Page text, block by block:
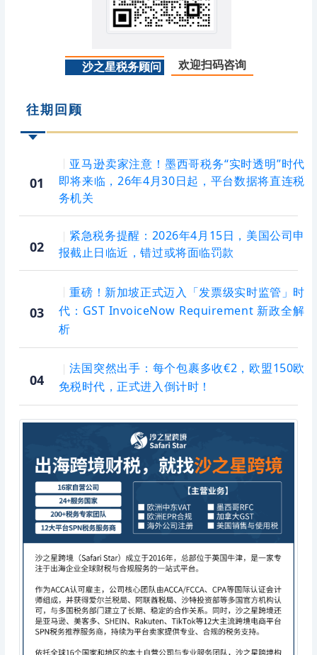
沙之星税务顾问 欢迎扫码咨询
往期回顾
01
｜ 亚马逊卖家注意！墨西哥税务“实时透明”时代
即将来临，26年4月30日起，平台数据将直连税
务机关
02
｜ 紧急税务提醒：2026年4月15日，美国公司申
报截止日临近，错过或将面临罚款
03
｜重磅！新加坡正式迈入「发票级实时监管」时
代：GST InvoiceNow Requirement 新政全解
析
04
｜法国突然出手：每个包裹多收€2，欧盟150欧
免税时代，正式进入倒计时！